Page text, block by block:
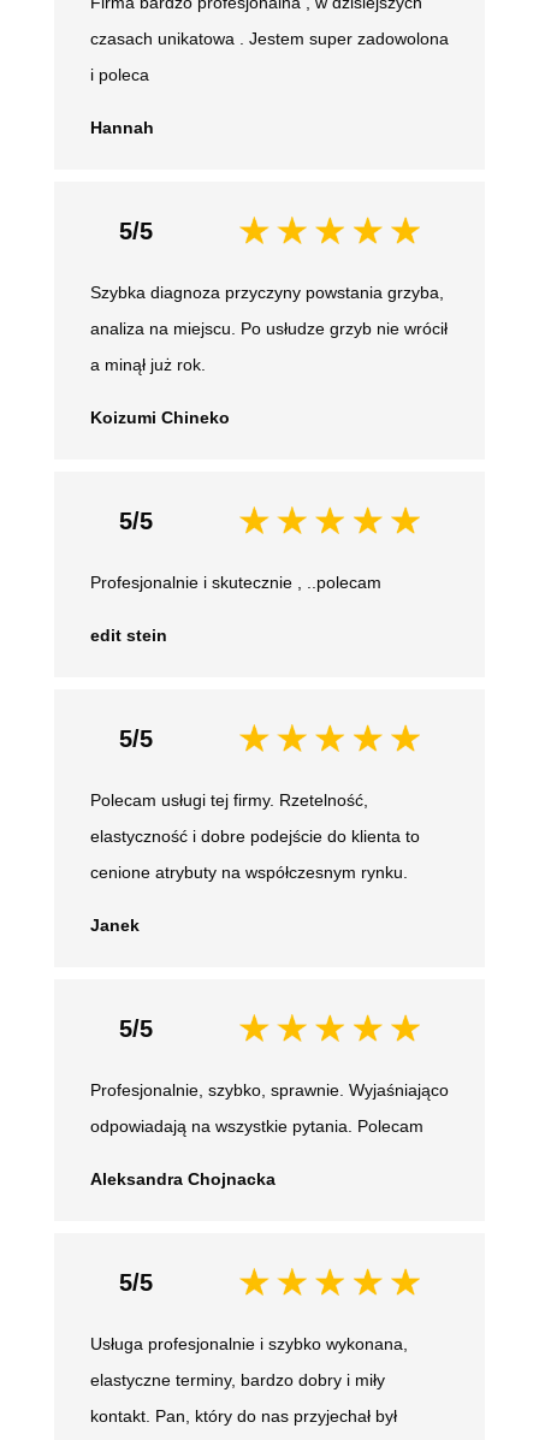
czasach unikatowa . Jestem super zadowolona
i poleca
Hannah
5/5
Szybka diagnoza przyczyny powstania grzyba,
analiza na miejscu. Po usłudze grzyb nie wrócił
a minął już rok.
Koizumi Chineko
5/5
Profesjonalnie i skutecznie , ..polecam
edit stein
5/5
Polecam usługi tej firmy. Rzetelność,
elastyczność i dobre podejście do klienta to
cenione atrybuty na współczesnym rynku.
Janek
5/5
Profesjonalnie, szybko, sprawnie. Wyjaśniająco
odpowiadają na wszystkie pytania. Polecam
Aleksandra Chojnacka
5/5
Usługa profesjonalnie i szybko wykonana,
elastyczne terminy, bardzo dobry i miły
kontakt. Pan, który do nas przyjechał był